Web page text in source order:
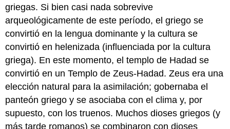
griegas. Si bien casi nada sobrevive
arqueológicamente de este período, el griego se
convirtió en la lengua dominante y la cultura se
convirtió en helenizada (influenciada por la cultura
griega). En este momento, el templo de Hadad se
convirtió en un Templo de Zeus-Hadad. Zeus era una
elección natural para la asimilación; gobernaba el
panteón griego y se asociaba con el clima y, por
supuesto, con los truenos. Muchos dioses griegos (y
más tarde romanos) se combinaron con dioses